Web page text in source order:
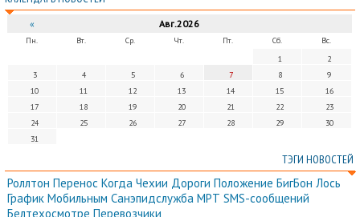
« Авг.2026
Пн. Вт. Ср. Чт. Пт. Сб.
Вс.
1
2
3
4 5 6 7 8
9
10
11 12 13 14 15
16
17
18 19 20 21 22
23
24
25 26 27 28 29
30
31
ТЭГИ НОВОСТЕЙ
Роллтон Перенос Когда Чехии Дороги Положение БигБон Лось
График Мобильным Санэпидслужба МРТ SMS-сообщений
Белтехосмотре Перевозчики